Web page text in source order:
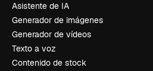
Asistente de IA
Generador de imágenes
Generador de vídeos
Texto a voz
Contenido de stock